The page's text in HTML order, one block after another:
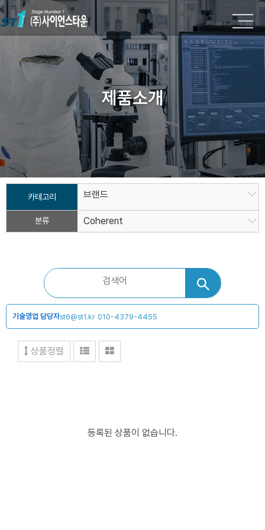
제품소개
카테고리 브랜드
분류 Coherent
기술영업 담당자st6@st1.kr 010-4379-4455
상품정렬
등록된 상품이 없습니다.